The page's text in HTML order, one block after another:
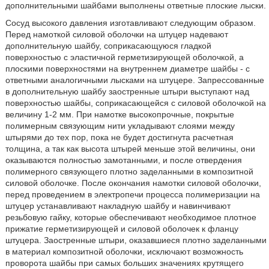
дополнительными шайбами выполнены ответные плоские лыски.
Сосуд высокого давления изготавливают следующим образом.
Перед намоткой силовой оболочки на штуцер надевают
дополнительную шайбу, соприкасающуюся гладкой
поверхностью с эластичной герметизирующей оболочкой, а
плоскими поверхностями на внутреннем диаметре шайбы - с
ответными аналогичными лысками на штуцере. Запрессованные
в дополнительную шайбу заостренные штыри выступают над
поверхностью шайбы, соприкасающейся с силовой оболочкой на
величину 1-2 мм. При намотке высокопрочные, покрытые
полимерным связующим нити укладывают слоями между
штырями до тех пор, пока не будет достигнута расчетная
толщина, а так как высота штырей меньше этой величины, они
оказываются полностью замотанными, и после отвердения
полимерного связующего плотно заделанными в композитной
силовой оболочке. После окончания намотки силовой оболочки,
перед проведением в электропечи процесса полимеризации на
штуцер устанавливают накладную шайбу и навинчивают
резьбовую гайку, которые обеспечивают необходимое плотное
прижатие герметизирующей и силовой оболочек к фланцу
штуцера. Заостренные штыри, оказавшиеся плотно заделанными
в материал композитной оболочки, исключают возможность
проворота шайбы при самых больших значениях крутящего